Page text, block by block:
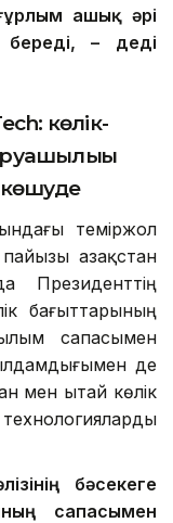
ашық әрі
– деді
көлік-
теміржол
Қазақстан
Президенттің
бағыттарының
сапасымен
де
мен Қытай көлік
бәсекеге
сапасымен